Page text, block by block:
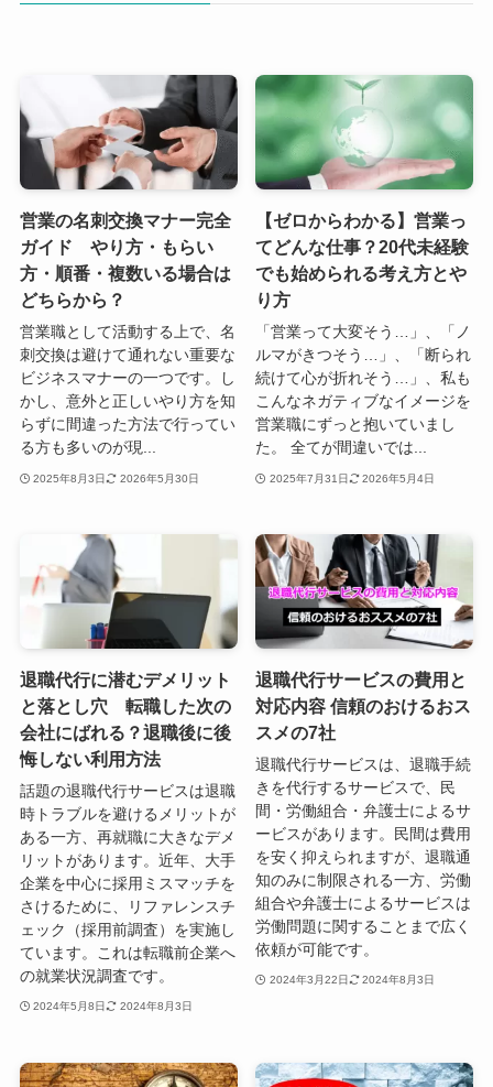
営業の名刺交換マナー完全
ガイド やり方・もらい
方・順番・複数いる場合は
どちらから？
営業職として活動する上で、名
刺交換は避けて通れない重要な
ビジネスマナーの一つです。し
かし、意外と正しいやり方を知
らずに間違った方法で行ってい
る方も多いのが現...
2025年8月3日 2026年5月30日
【ゼロからわかる】営業っ
てどんな仕事？20代未経験
でも始められる考え方とや
り方
「営業って大変そう…」、「ノ
ルマがきつそう…」、「断られ
続けて心が折れそう…」、私も
こんなネガティブなイメージを
営業職にずっと抱いていまし
た。 全てが間違いでは...
2025年7月31日 2026年5月4日
退職代行に潜むデメリット
と落とし穴 転職した次の
会社にばれる？退職後に後
悔しない利用方法
話題の退職代行サービスは退職
時トラブルを避けるメリットが
ある一方、再就職に大きなデメ
リットがあります。近年、大手
企業を中心に採用ミスマッチを
さけるために、リファレンスチ
ェック（採用前調査）を実施し
ています。これは転職前企業へ
の就業状況調査です。
2024年5月8日 2024年8月3日
退職代行サービスの費用と
対応内容 信頼のおけるおス
スメの7社
退職代行サービスは、退職手続
きを代行するサービスで、民
間・労働組合・弁護士によるサ
ービスがあります。民間は費用
を安く抑えられますが、退職通
知のみに制限される一方、労働
組合や弁護士によるサービスは
労働問題に関することまで広く
依頼が可能です。
2024年3月22日 2024年8月3日